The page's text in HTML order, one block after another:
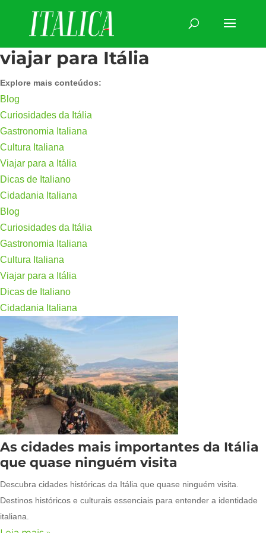
viajar para Itália
Explore mais conteúdos:
Blog
Curiosidades da Itália
Gastronomia Italiana
Cultura Italiana
Viajar para a Itália
Dicas de Italiano
Cidadania Italiana
Blog
Curiosidades da Itália
Gastronomia Italiana
Cultura Italiana
Viajar para a Itália
Dicas de Italiano
Cidadania Italiana
As cidades mais importantes da Itália
que quase ninguém visita
Descubra cidades históricas da Itália que quase ninguém visita.
Destinos históricos e culturais essenciais para entender a identidade
italiana.